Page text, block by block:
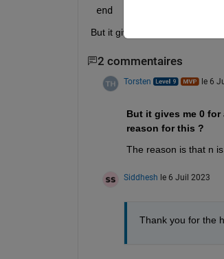
end
But it gives me 0 for all
2 commentaires
Torsten le 6
But it gives me 0
reason for this ?
The reason is that n is
Siddhesh le 6 Juil 2023
Thank you for the